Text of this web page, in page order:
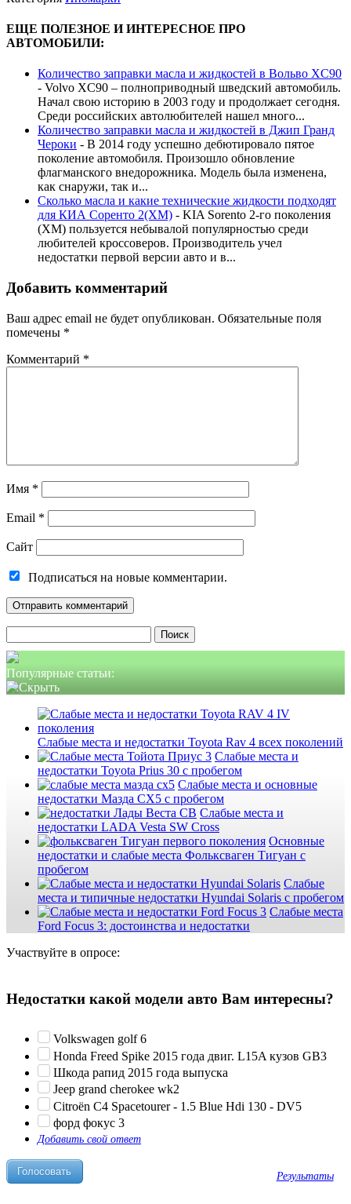
ЕЩЕ ПОЛЕЗНОЕ И ИНТЕРЕСНОЕ ПРО
АВТОМОБИЛИ:
Количество заправки масла и жидкостей в Вольво XC90
- Volvo XC90 – полноприводный шведский автомобиль.
Начал свою историю в 2003 году и продолжает сегодня.
Среди российских автолюбителей нашел много...
Количество заправки масла и жидкостей в Джип Гранд
Чероки - В 2014 году успешно дебютировало пятое
поколение автомобиля. Произошло обновление
флагманского внедорожника. Модель была изменена,
как снаружи, так и...
Сколько масла и какие технические жидкости подходят
для КИА Соренто 2(XM) - KIA Sorento 2-го поколения
(XM) пользуется небывалой популярностью среди
любителей кроссоверов. Производитель учел
недостатки первой версии авто и в...
Добавить комментарий
Ваш адрес email не будет опубликован. Обязательные поля
помечены *
Комментарий *
Имя *
Email *
Сайт
Подписаться на новые комментарии.
Популярные статьи:
Слабые места и недостатки Toyota Rav 4 всех поколений
Слабые места и
недостатки Toyota Prius 30 с пробегом
Слабые места и основные
недостатки Мазда СХ5 с пробегом
Слабые места и
недостатки LADA Vesta SW Cross
Основные
недостатки и слабые места Фольксваген Тигуан с
пробегом
Слабые
места и типичные недостатки Hyundai Solaris с пробегом
Слабые места
Ford Focus 3: достоинства и недостатки
Участвуйте в опросе:
Недостатки какой модели авто Вам интересны?
Volkswagen golf 6
Honda Freed Spike 2015 года двиг. L15A кузов GB3
Шкода рапид 2015 года выпуска
Jeep grand cherokee wk2
Citroën C4 Spacetourer - 1.5 Blue Hdi 130 - DV5
форд фокус 3
Добавить свой ответ
Результаты